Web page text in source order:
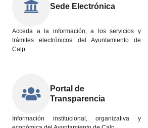
Sede Electrónica
Acceda a la información, a los servicios y
trámites electrónicos del Ayuntamiento de
Calp.
Portal de
Transparencia
Información institucional, organizativa y